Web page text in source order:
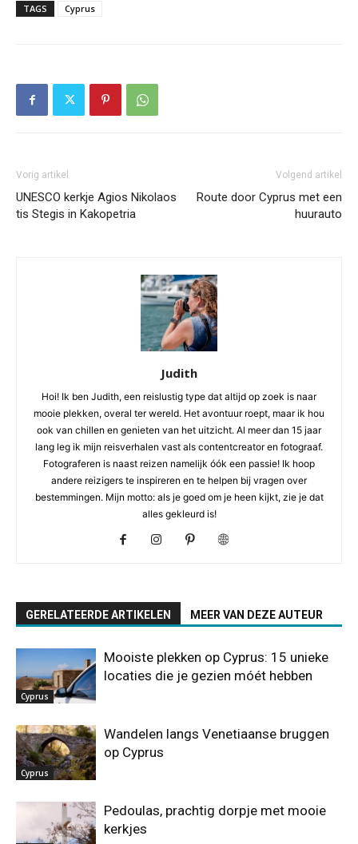
TAGS Cyprus
Vorig artikel
UNESCO kerkje Agios Nikolaos
tis Stegis in Kakopetria
Volgend artikel
Route door Cyprus met een
huurauto
Judith
Hoi! Ik ben Judith, een reislustig type dat altijd op zoek is naar
mooie plekken, overal ter wereld. Het avontuur roept, maar ik hou
ook van chillen en genieten van het uitzicht. Al meer dan 15 jaar
lang leg ik mijn reisverhalen vast als contentcreator en fotograaf.
Fotograferen is naast reizen namelijk óók een passie! Ik hoop
andere reizigers te inspireren en te helpen bij vragen over
bestemmingen. Mijn motto: als je goed om je heen kijkt, zie je dat
alles gekleurd is!
GERELATEERDE ARTIKELEN MEER VAN DEZE AUTEUR
Cyprus
Mooiste plekken op Cyprus: 15 unieke
locaties die je gezien móét hebben
Cyprus
Wandelen langs Venetiaanse bruggen
op Cyprus
Pedoulas, prachtig dorpje met mooie
kerkjes